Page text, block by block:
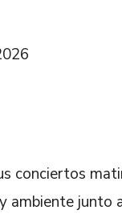
conciertos
ambiente junto